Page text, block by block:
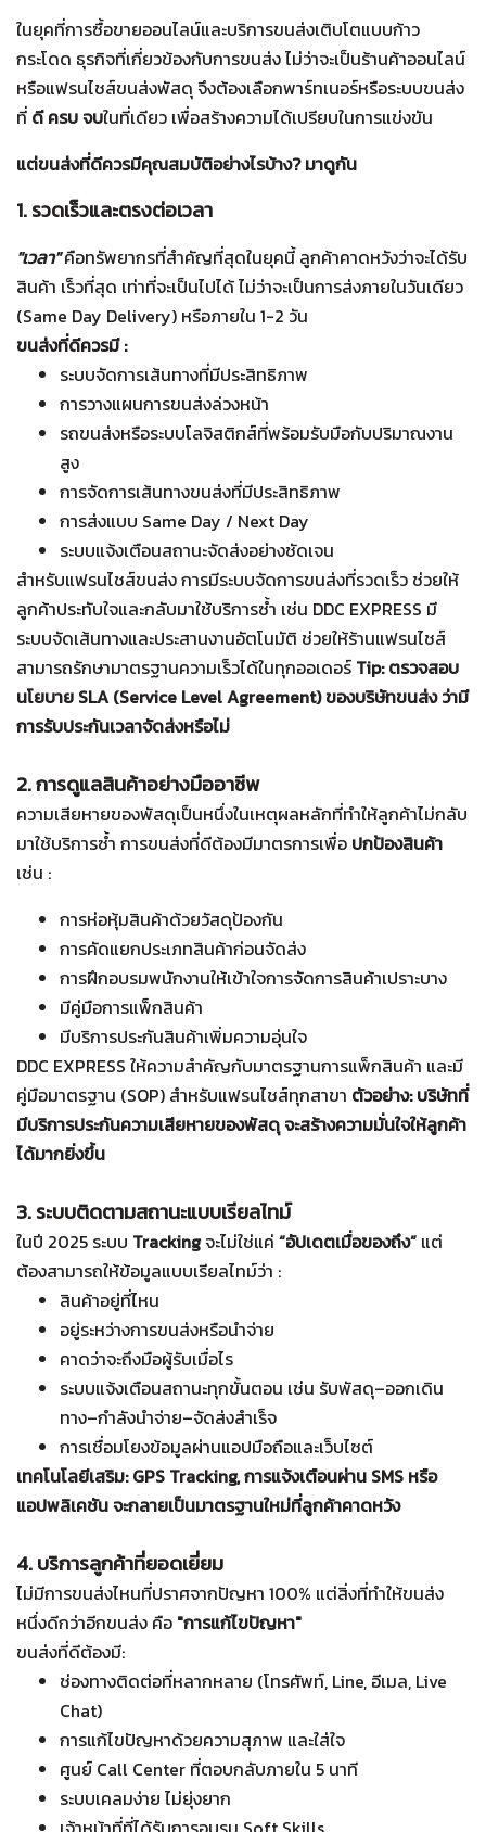
ในยุคที่การซื้อขายออนไลน์และบริการขนส่งเติบโตแบบก้าว
กระโดด ธุรกิจที่เกี่ยวข้องกับการขนส่ง ไม่ว่าจะเป็นร้านค้าออนไลน์
หรือแฟรนไชส์ขนส่งพัสดุ จึงต้องเลือกพาร์ทเนอร์หรือระบบขนส่ง
ที่ ดี ครบ จบในที่เดียว เพื่อสร้างความได้เปรียบในการแข่งขัน
แต่ขนส่งที่ดีควรมีคุณสมบัติอย่างไรบ้าง? มาดูกัน
1. รวดเร็วและตรงต่อเวลา
"เวลา" คือทรัพยากรที่สำคัญที่สุดในยุคนี้ ลูกค้าคาดหวังว่าจะได้รับ
สินค้า เร็วที่สุด เท่าที่จะเป็นไปได้ ไม่ว่าจะเป็นการส่งภายในวันเดียว
(Same Day Delivery) หรือภายใน 1-2 วัน
ขนส่งที่ดีควรมี :
ระบบจัดการเส้นทางที่มีประสิทธิภาพ
การวางแผนการขนส่งล่วงหน้า
รถขนส่งหรือระบบโลจิสติกส์ที่พร้อมรับมือกับปริมาณงาน
สูง
การจัดการเส้นทางขนส่งที่มีประสิทธิภาพ
การส่งแบบ Same Day / Next Day
ระบบแจ้งเตือนสถานะจัดส่งอย่างชัดเจน
สำหรับแฟรนไชส์ขนส่ง การมีระบบจัดการขนส่งที่รวดเร็ว ช่วยให้
ลูกค้าประทับใจและกลับมาใช้บริการซ้ำ เช่น DDC EXPRESS มี
ระบบจัดเส้นทางและประสานงานอัตโนมัติ ช่วยให้ร้านแฟรนไชส์
สามารถรักษามาตรฐานความเร็วได้ในทุกออเดอร์ Tip: ตรวจสอบ
นโยบาย SLA (Service Level Agreement) ของบริษัทขนส่ง ว่ามี
การรับประกันเวลาจัดส่งหรือไม่
2. การดูแลสินค้าอย่างมืออาชีพ
ความเสียหายของพัสดุเป็นหนึ่งในเหตุผลหลักที่ทำให้ลูกค้าไม่กลับ
มาใช้บริการซ้ำ การขนส่งที่ดีต้องมีมาตรการเพื่อ ปกป้องสินค้า
เช่น :
การห่อหุ้มสินค้าด้วยวัสดุป้องกัน
การคัดแยกประเภทสินค้าก่อนจัดส่ง
การฝึกอบรมพนักงานให้เข้าใจการจัดการสินค้าเปราะบาง
มีคู่มือการแพ็กสินค้า
มีบริการประกันสินค้าเพิ่มความอุ่นใจ
DDC EXPRESS ให้ความสำคัญกับมาตรฐานการแพ็กสินค้า และมี
คู่มือมาตรฐาน (SOP) สำหรับแฟรนไชส์ทุกสาขา ตัวอย่าง: บริษัทที่
มีบริการประกันความเสียหายของพัสดุ จะสร้างความมั่นใจให้ลูกค้า
ได้มากยิ่งขึ้น
3. ระบบติดตามสถานะแบบเรียลไทม์
ในปี 2025 ระบบ Trackingจะไม่ใช่แค่ “อัปเดตเมื่อของถึง” แต่
ต้องสามารถให้ข้อมูลแบบเรียลไทม์ว่า :
สินค้าอยู่ที่ไหน
อยู่ระหว่างการขนส่งหรือนำจ่าย
คาดว่าจะถึงมือผู้รับเมื่อไร
ระบบแจ้งเตือนสถานะทุกขั้นตอน เช่น รับพัสดุ–ออกเดิน
ทาง–กำลังนำจ่าย–จัดส่งสำเร็จ
การเชื่อมโยงข้อมูลผ่านแอปมือถือและเว็บไซต์
เทคโนโลยีเสริม: GPS Tracking, การแจ้งเตือนผ่าน SMS หรือ
แอปพลิเคชัน จะกลายเป็นมาตรฐานใหม่ที่ลูกค้าคาดหวัง
4. บริการลูกค้าที่ยอดเยี่ยม
ไม่มีการขนส่งไหนที่ปราศจากปัญหา 100% แต่สิ่งที่ทำให้ขนส่ง
หนึ่งดีกว่าอีกขนส่ง คือ "การแก้ไขปัญหา"
ขนส่งที่ดีต้องมี:
ช่องทางติดต่อที่หลากหลาย (โทรศัพท์, Line, อีเมล, Live
Chat)
การแก้ไขปัญหาด้วยความสุภาพ และใส่ใจ
ศูนย์ Call Center ที่ตอบกลับภายใน 5 นาที
ระบบเคลมง่าย ไม่ยุ่งยาก